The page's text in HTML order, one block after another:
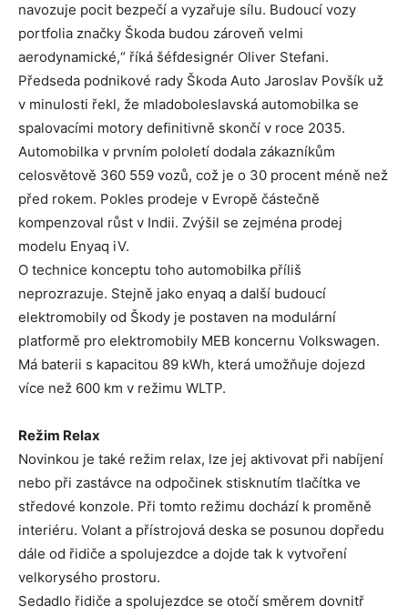
navozuje pocit bezpečí a vyzařuje sílu. Budoucí vozy
portfolia značky Škoda budou zároveň velmi
aerodynamické,“ říká šéfdesignér Oliver Stefani.
Předseda podnikové rady Škoda Auto Jaroslav Povšík už
v minulosti řekl, že mladoboleslavská automobilka se
spalovacími motory definitivně skončí v roce 2035.
Automobilka v prvním pololetí dodala zákazníkům
celosvětově 360 559 vozů, což je o 30 procent méně než
před rokem. Pokles prodeje v Evropě částečně
kompenzoval růst v Indii. Zvýšil se zejména prodej
modelu Enyaq iV.
O technice konceptu toho automobilka příliš
neprozrazuje. Stejně jako enyaq a další budoucí
elektromobily od Škody je postaven na modulární
platformě pro elektromobily MEB koncernu Volkswagen.
Má baterii s kapacitou 89 kWh, která umožňuje dojezd
více než 600 km v režimu WLTP.
Režim Relax
Novinkou je také režim relax, lze jej aktivovat při nabíjení
nebo při zastávce na odpočinek stisknutím tlačítka ve
středové konzole. Při tomto režimu dochází k proměně
interiéru. Volant a přístrojová deska se posunou dopředu
dále od řidiče a spolujezdce a dojde tak k vytvoření
velkorysého prostoru.
Sedadlo řidiče a spolujezdce se otočí směrem dovnitř